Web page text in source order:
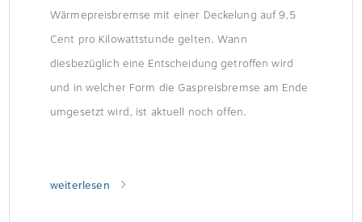
Wärmepreisbremse mit einer Deckelung auf 9,5
Cent pro Kilowattstunde gelten. Wann
diesbezüglich eine Entscheidung getroffen wird
und in welcher Form die Gaspreisbremse am Ende
umgesetzt wird, ist aktuell noch offen.
weiterlesen